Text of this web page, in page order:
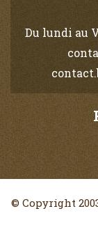
Du lundi au
© Copyright